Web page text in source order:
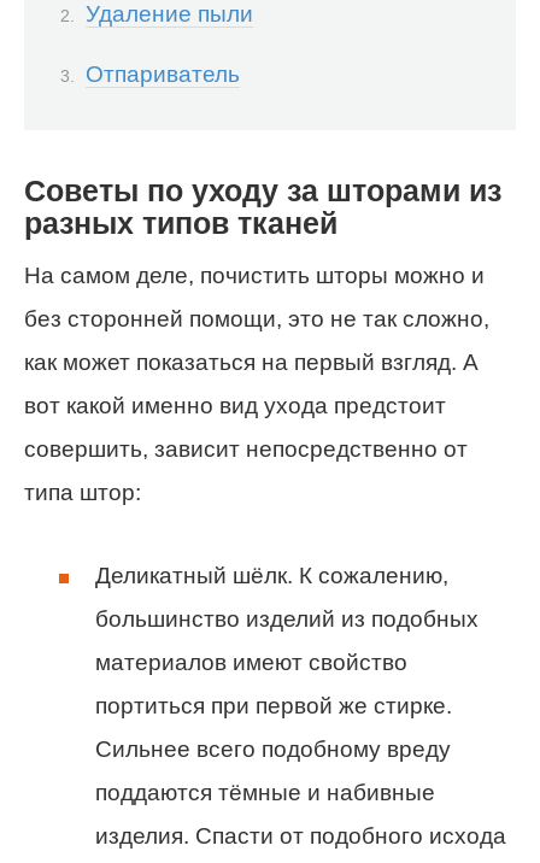
Удаление пыли
Отпариватель
Советы по уходу за шторами из
разных типов тканей
На самом деле, почистить шторы можно и
без сторонней помощи, это не так сложно,
как может показаться на первый взгляд. А
вот какой именно вид ухода предстоит
совершить, зависит непосредственно от
типа штор:
Деликатный шёлк. К сожалению,
большинство изделий из подобных
материалов имеют свойство
портиться при первой же стирке.
Сильнее всего подобному вреду
поддаются тёмные и набивные
изделия. Спасти от подобного исхода